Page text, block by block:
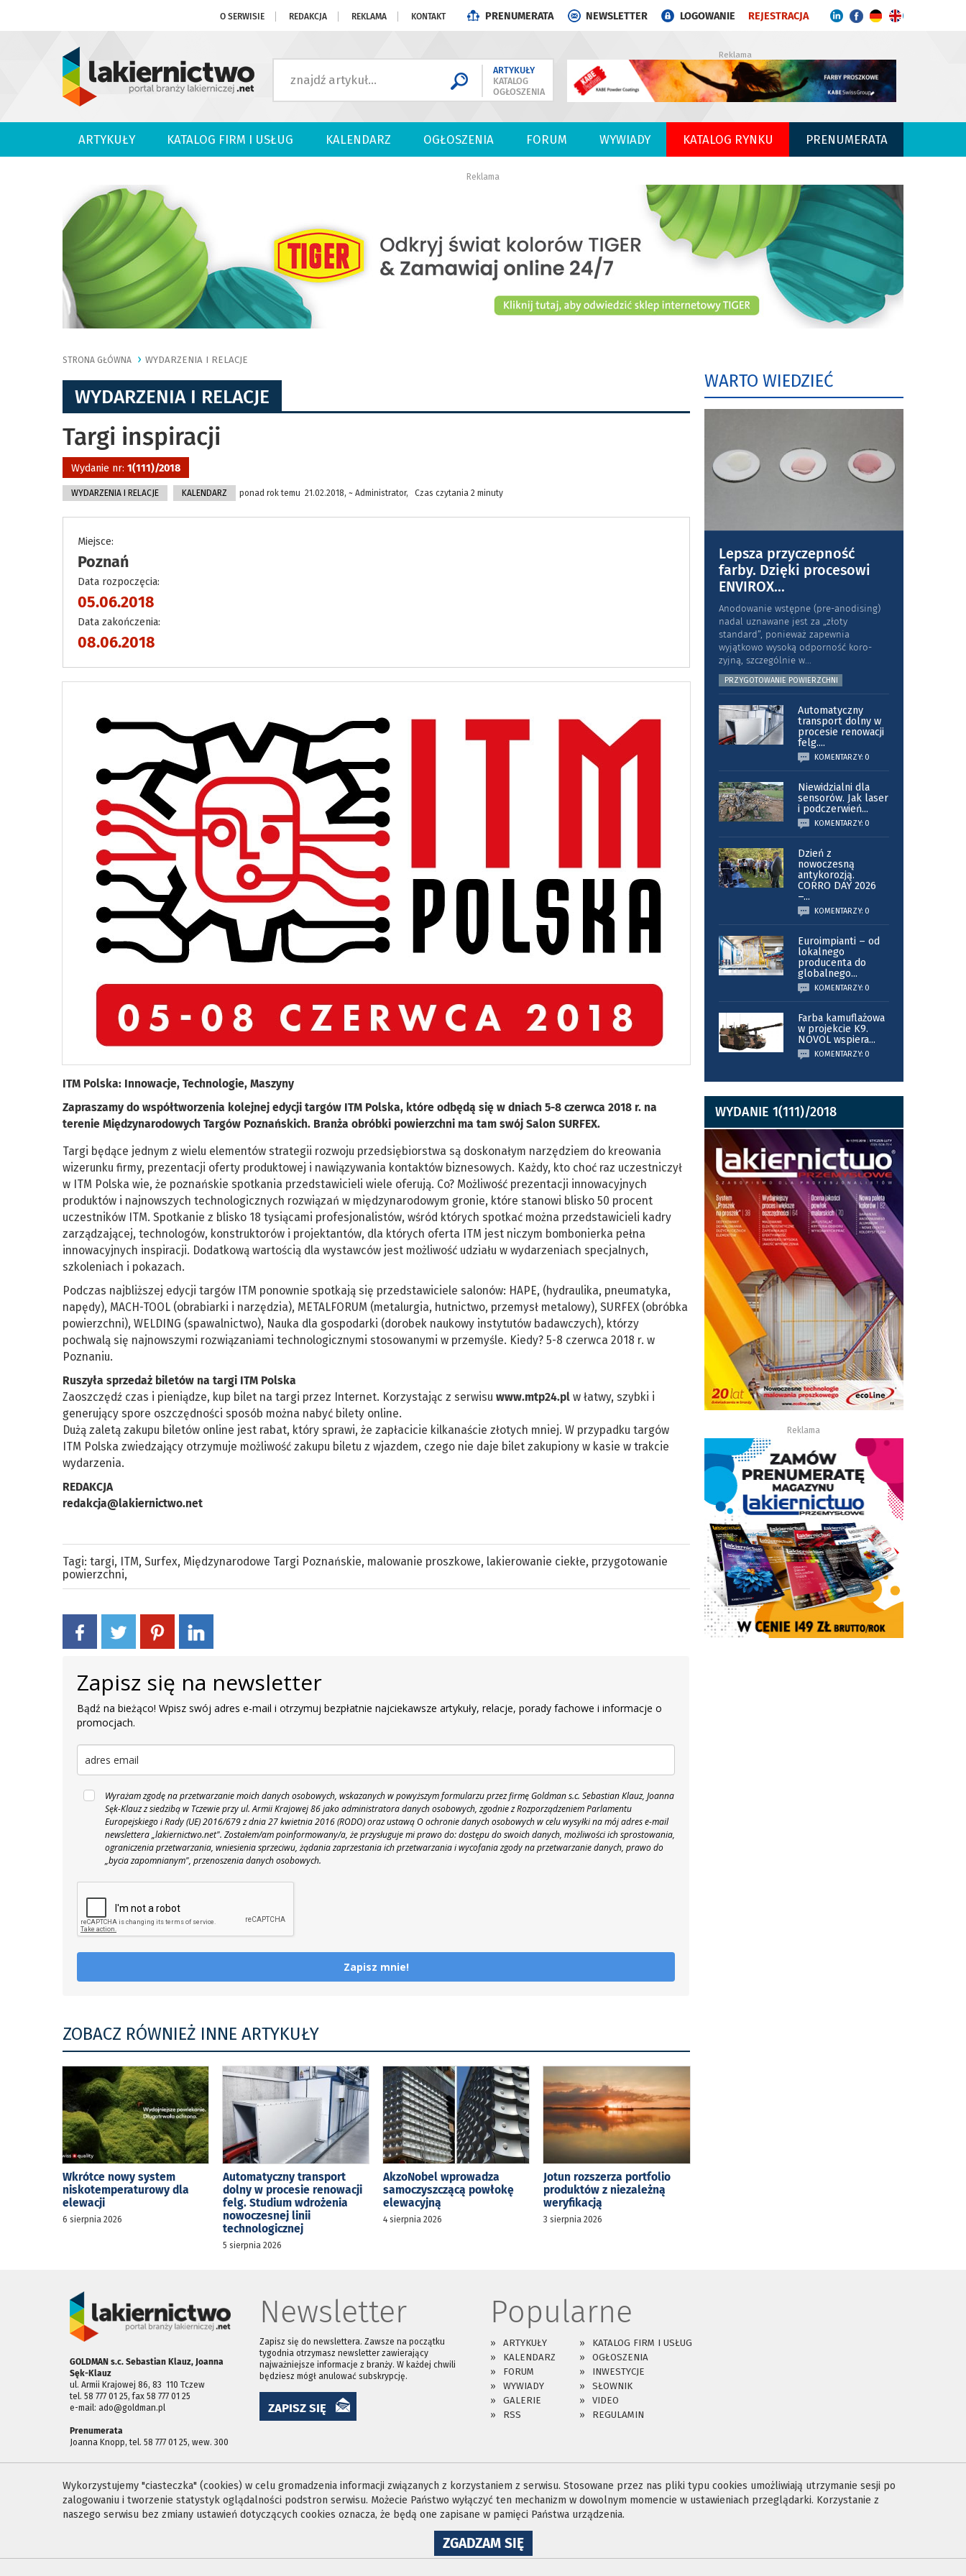
O SERWISIE REDAKCJA REKLAMA KONTAKT PRENUMERATA NEWSLETTER LOGOWANIE REJESTRACJA
ARTYKUŁY
KATALOG
OGŁOSZENIA
Reklama
ARTYKUŁY KATALOG FIRM I USŁUG KALENDARZ OGŁOSZENIA FORUM WYWIADY KATALOG RYNKU PRENUMERATA
Reklama
STRONA GŁÓWNA WYDARZENIA I RELACJE
WYDARZENIA I RELACJE
Targi inspiracji
Wydanie nr: 1(111)/2018
WYDARZENIA I RELACJE KALENDARZ ponad rok temu 21.02.2018, ~ Administrator, Czas czytania 2 minuty
Miejsce:
Poznań
Data rozpoczęcia:
05.06.2018
Data zakończenia:
08.06.2018
ITM Polska: Innowacje, Technologie, Maszyny
Zapraszamy do współtworzenia kolejnej edycji targów ITM Polska, które odbędą się w dniach 5-8 czerwca 2018 r. na
terenie Międzynarodowych Targów Poznańskich. Branża obróbki powierzchni ma tam swój Salon SURFEX.
Targi będące jednym z wielu elementów strategii rozwoju przedsiębiorstwa są doskonałym narzędziem do kreowania
wizerunku firmy, prezentacji oferty produktowej i nawiązywania kontaktów biznesowych. Każdy, kto choć raz uczestniczył
w ITM Polska wie, że poznańskie spotkania przedstawicieli wiele oferują. Co? Możliwość prezentacji innowacyjnych
produktów i najnowszych technologicznych rozwiązań w międzynarodowym gronie, które stanowi blisko 50 procent
uczestników ITM. Spotkanie z blisko 18 tysiącami profesjonalistów, wśród których spotkać można przedstawicieli kadry
zarządzającej, technologów, konstruktorów i projektantów, dla których oferta ITM jest niczym bombonierka pełna
innowacyjnych inspiracji. Dodatkową wartością dla wystawców jest możliwość udziału w wydarzeniach specjalnych,
szkoleniach i pokazach.
Podczas najbliższej edycji targów ITM ponownie spotkają się przedstawiciele salonów: HAPE, (hydraulika, pneumatyka,
napędy), MACH-TOOL (obrabiarki i narzędzia), METALFORUM (metalurgia, hutnictwo, przemysł metalowy), SURFEX (obróbka
powierzchni), WELDING (spawalnictwo), Nauka dla gospodarki (dorobek naukowy instytutów badawczych), którzy
pochwalą się najnowszymi rozwiązaniami technologicznymi stosowanymi w przemyśle. Kiedy? 5-8 czerwca 2018 r. w
Poznaniu.
Ruszyła sprzedaż biletów na targi ITM Polska
Zaoszczędź czas i pieniądze, kup bilet na targi przez Internet. Korzystając z serwisu www.mtp24.pl w łatwy, szybki i
generujący spore oszczędności sposób można nabyć bilety online.
Dużą zaletą zakupu biletów online jest rabat, który sprawi, że zapłacicie kilkanaście złotych mniej. W przypadku targów
ITM Polska zwiedzający otrzymuje możliwość zakupu biletu z wjazdem, czego nie daje bilet zakupiony w kasie w trakcie
wydarzenia.
REDAKCJA
redakcja@lakiernictwo.net
Tagi: targi, ITM, Surfex, Międzynarodowe Targi Poznańskie, malowanie proszkowe, lakierowanie ciekłe, przygotowanie
powierzchni,
Zapisz się na newsletter
Bądź na bieżąco! Wpisz swój adres e-mail i otrzymuj bezpłatnie najciekawsze artykuły, relacje, porady fachowe i informacje o
promocjach.
Wyrażam zgodę na przetwarzanie moich danych osobowych, wskazanych w powyższym formularzu przez firmę Goldman s.c. Sebastian Klauz, Joanna
Sęk-Klauz z siedzibą w Tczewie przy ul. Armii Krajowej 86 jako administratora danych osobowych, zgodnie z Rozporządzeniem Parlamentu
Europejskiego i Rady (UE) 2016/679 z dnia 27 kwietnia 2016 (RODO) oraz ustawą O ochronie danych osobowych w celu wysyłki na mój adres e-mail
newslettera „lakiernictwo.net". Zostałem/am poinformowany/a, że przysługuje mi prawo do: dostępu do swoich danych, możliwości ich sprostowania,
ograniczenia przetwarzania, wniesienia sprzeciwu, żądania zaprzestania ich przetwarzania i wycofania zgody na przetwarzanie danych, prawo do
„bycia zapomnianym", przenoszenia danych osobowych.
Zapisz mnie!
ZOBACZ RÓWNIEŻ INNE ARTYKUŁY
Wkrótce nowy system
niskotemperaturowy dla
elewacji
6 sierpnia 2026
Automatyczny transport
dolny w procesie renowacji
felg. Studium wdrożenia
nowoczesnej linii
technologicznej
5 sierpnia 2026
AkzoNobel wprowadza
samoczyszczącą powłokę
elewacyjną
4 sierpnia 2026
Jotun rozszerza portfolio
produktów z niezależną
weryfikacją
3 sierpnia 2026
WARTO WIEDZIEĆ
Lepsza przyczepność
farby. Dzięki procesowi
ENVIROX...
Anodowanie wstępne (pre-anodising)
nadal uznawane jest za „złoty
standard”, ponieważ zapewnia
wyjątkowo wysoką odporność koro­
zyjną, szczególnie w...
PRZYGOTOWANIE POWIERZCHNI
Automatyczny
transport dolny w
procesie renowacji
felg....
KOMENTARZY: 0
Niewidzialni dla
sensorów. Jak laser
i podczerwień...
KOMENTARZY: 0
Dzień z
nowoczesną
antykorozją.
CORRO DAY 2026
–...
KOMENTARZY: 0
Euroimpianti – od
lokalnego
producenta do
globalnego...
KOMENTARZY: 0
Farba kamuflażowa
w projekcie K9.
NOVOL wspiera...
KOMENTARZY: 0
WYDANIE 1(111)/2018
Reklama
GOLDMAN s.c. Sebastian Klauz, Joanna
Sęk-Klauz
ul. Armii Krajowej 86, 83 ­ 110 Tczew
tel. 58 777 01 25, fax 58 777 01 25
e-mail: ado@goldman.pl
Prenumerata
Joanna Knopp, tel. 58 777 01 25, wew. 300
Newsletter
Zapisz się do newslettera. Zawsze na początku
tygodnia otrzymasz newsletter zawierający
najważniejsze informacje z branży. W każdej chwili
będziesz mógł anulować subskrypcję.
ZAPISZ SIĘ
Popularne
ARTYKUŁY
KATALOG FIRM I USŁUG
KALENDARZ
OGŁOSZENIA
FORUM
INWESTYCJE
WYWIADY
SŁOWNIK
GALERIE
VIDEO
RSS
REGULAMIN
Wykorzystujemy "ciasteczka" (cookies) w celu gromadzenia informacji związanych z korzystaniem z serwisu. Stosowane przez nas pliki typu cookies umożliwiają utrzymanie sesji po
zalogowaniu i tworzenie statystyk oglądalności podstron serwisu. Możecie Państwo wyłączyć ten mechanizm w dowolnym momencie w ustawieniach przeglądarki. Korzystanie z
naszego serwisu bez zmiany ustawień dotyczących cookies oznacza, że będą one zapisane w pamięci Państwa urządzenia.
ZGADZAM SIĘNA
WYKORZYSTANIE